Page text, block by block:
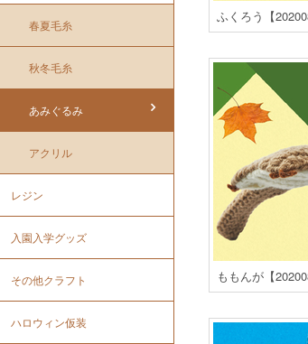
ふくろう【
ももんが【
春夏毛糸
秋冬毛糸
あみぐるみ
アクリル
レジン
入園入学グッズ
その他クラフト
ハロウィン仮装